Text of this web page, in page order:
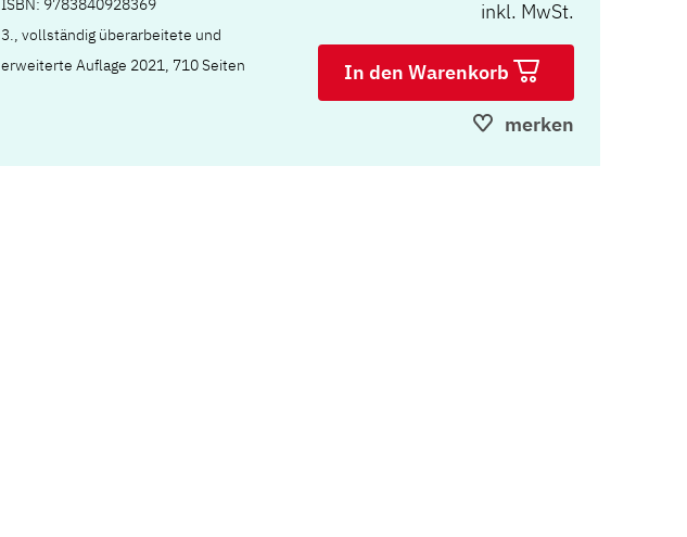
ISBN: 9783840928369
3., vollständig überarbeitete und
erweiterte Auflage 2021, 710 Seiten
inkl. MwSt.
In den Warenkorb
merken